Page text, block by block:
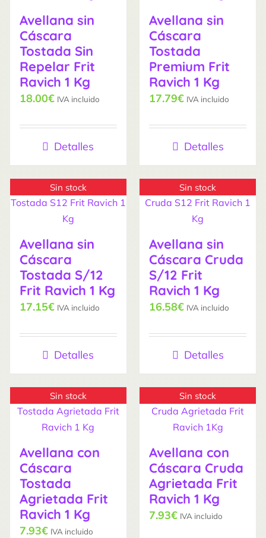
Avellana sin
Cáscara
Tostada Sin
Repelar Frit
Ravich 1 Kg
18.00€ IVA incluido
Detalles
Avellana sin
Cáscara
Tostada
Premium Frit
Ravich 1 Kg
17.79€ IVA incluido
Detalles
Sin stock
Avellana sin
Cáscara
Tostada S/12
Frit Ravich 1 Kg
17.15€ IVA incluido
Detalles
Sin stock
Avellana sin
Cáscara Cruda
S/12 Frit
Ravich 1 Kg
16.58€ IVA incluido
Detalles
Sin stock
Avellana con
Cáscara
Tostada
Agrietada Frit
Ravich 1 Kg
7.93€ IVA incluido
Sin stock
Avellana con
Cáscara Cruda
Agrietada Frit
Ravich 1 Kg
7.93€ IVA incluido